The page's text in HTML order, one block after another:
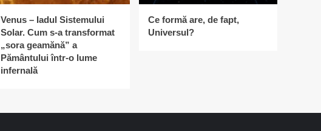
Venus – Iadul Sistemului
Solar. Cum s-a transformat
„sora geamănă” a
Pământului într-o lume
infernală
Ce formă are, de fapt,
Universul?